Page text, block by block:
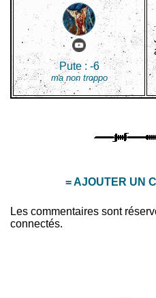
Pute : -6
ma non troppo
= AJOUTER UN
Les commentaires sont
connectés.